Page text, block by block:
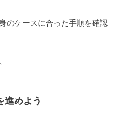
のケースに合った手順を確認
進めよう